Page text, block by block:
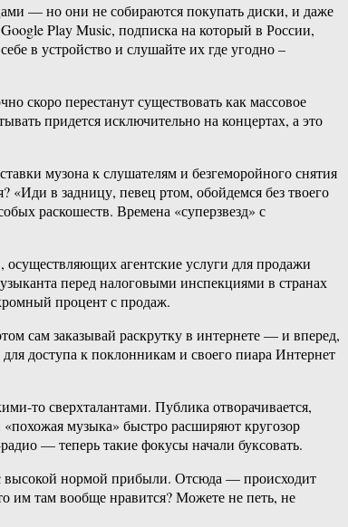
— но они не собираются покупать диски, и даже
Play Music, подписка на который в России,
в устройство и слушайте их где угодно –
скоро перестанут существовать как массовое
придется исключительно на концертах, а это
музона к слушателям и безгеморойного снятия
в задницу, певец ртом, обойдемся без твоего
раскошеств. Времена «суперзвезд» с
агентские услуги для продажи
перед налоговыми инспекциями в странах
процент с продаж.
сам заказывай раскрутку в интернете — и вперед,
доступа к поклонникам и своего пиара Интернет
то сверхталантами. Публика отворачивается,
музыка» быстро расширяют кругозор
— теперь такие фокусы начали буксовать.
высокой нормой прибыли. Отсюда — происходит
им там вообще нравится? Можете не петь, не